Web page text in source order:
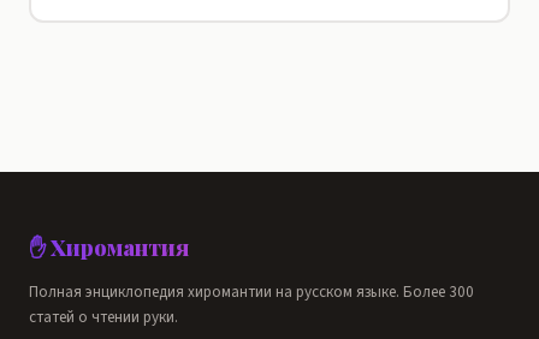
✋ Хиромантия
Полная энциклопедия хиромантии на русском языке. Более 300
статей о чтении руки.